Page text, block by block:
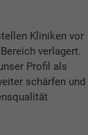
Kliniken vor
verlagert.
Profil als
schärfen und